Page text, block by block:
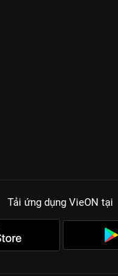
Tải ứng dụng VieON tại